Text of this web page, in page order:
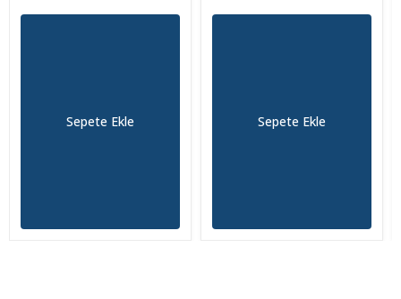
Sepete Ekle Sepete Ekle